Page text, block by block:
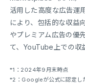
活用した高度な広告運
により、包括的な収益
やプレミアム広告の優
て、YouTube上での収
*1：2024年9月末時点
*2：Googleが公式に認定し